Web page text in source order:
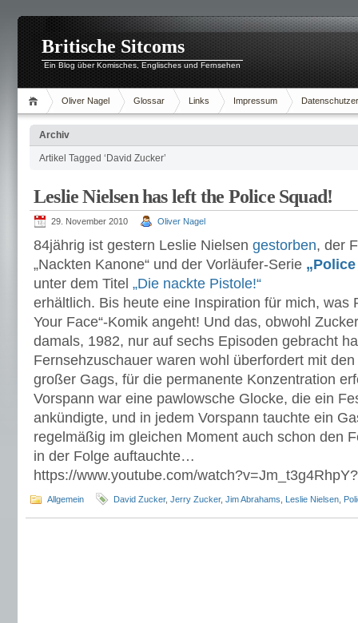
Britische Sitcoms
Ein Blog über Komisches, Englisches und Fernsehen
Oliver Nagel Glossar Links Impressum
Archiv
Artikel Tagged ‘David Zucker’
Leslie Nielsen has left the Police Squad!
29. November 2010 Oliver Nagel
84jährig ist gestern Leslie Nielsen gestorben, der
„Nackten Kanone“ und der Vorläufer-Serie
unter dem Titel „Die nackte Pistole!“
erhältlich. Bis heute eine Inspiration für mich, was
Your Face“-Komik angeht! Und das, obwohl
damals, 1982, nur auf sechs Episoden gebracht
Fernsehzuschauer waren wohl überfordert mit
großer Gags, für die permanente Konzentration
Vorspann war eine pawlowsche Glocke, die ein
ankündigte, und in jedem Vorspann tauchte ein
regelmäßig im gleichen Moment auch schon den
in der Folge auftauchte…
https://www.youtube.com/
Allgemein David Zucker, Jerry Zucker, Jim Abrahams Leslie Nielsen